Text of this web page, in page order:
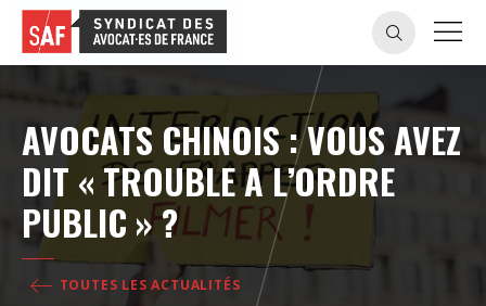
AVOCATS CHINOIS : VOUS AVEZ
DIT « TROUBLE A L’ORDRE
PUBLIC » ?
TOUTES LES ACTUALITÉS